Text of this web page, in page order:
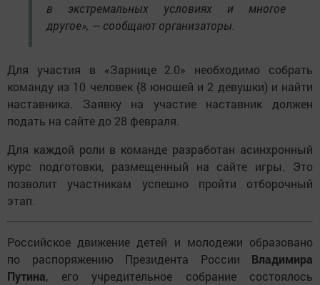
в экстремальных условиях и многое
другое», — сообщают организаторы.
Для участия в «Зарнице 2.0» необходимо собрать
команду из 10 человек (8 юношей и 2 девушки) и найти
наставника. Заявку на участие наставник должен
подать на сайте до 28 февраля.
Для каждой роли в команде разработан асинхронный
курс подготовки, размещенный на сайте игры. Это
позволит участникам успешно пройти отборочный
этап.
Российское движение детей и молодежи образовано
по распоряжению Президента России Владимира
Путина, его учредительное собрание состоялось